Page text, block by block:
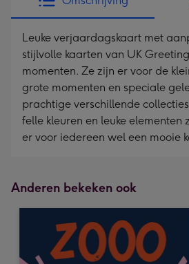
Leuke verjaardagskaart met
stijlvolle kaarten van UK
momenten. Ze zijn er voor de
grote momenten en speciale
prachtige verschillende
felle kleuren en leuke elementen
er voor iedereen wel een mooie
Anderen bekeken ook